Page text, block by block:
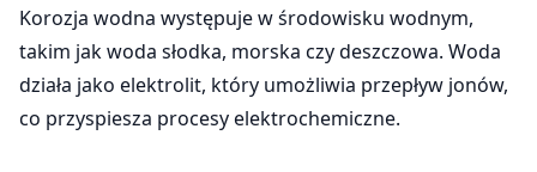
Korozja wodna występuje w środowisku wodnym,
takim jak woda słodka, morska czy deszczowa. Woda
działa jako elektrolit, który umożliwia przepływ jonów,
co przyspiesza procesy elektrochemiczne.